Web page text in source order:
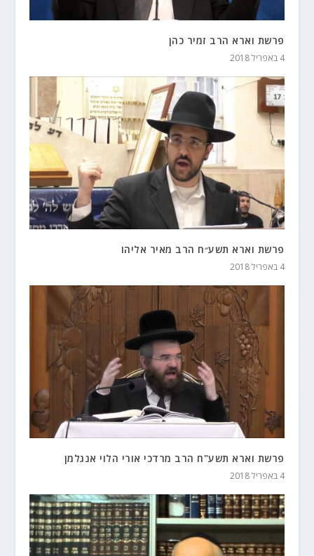
פרשת וארא הרב זמיר כהן
4 באפריל 2018
פרשת וארא תשע״ח הרב מאיר אליהו
4 באפריל 2018
פרשת וארא תשע"ח הרב מרדכי אורי הלוי אנגלמן
4 באפריל 2018